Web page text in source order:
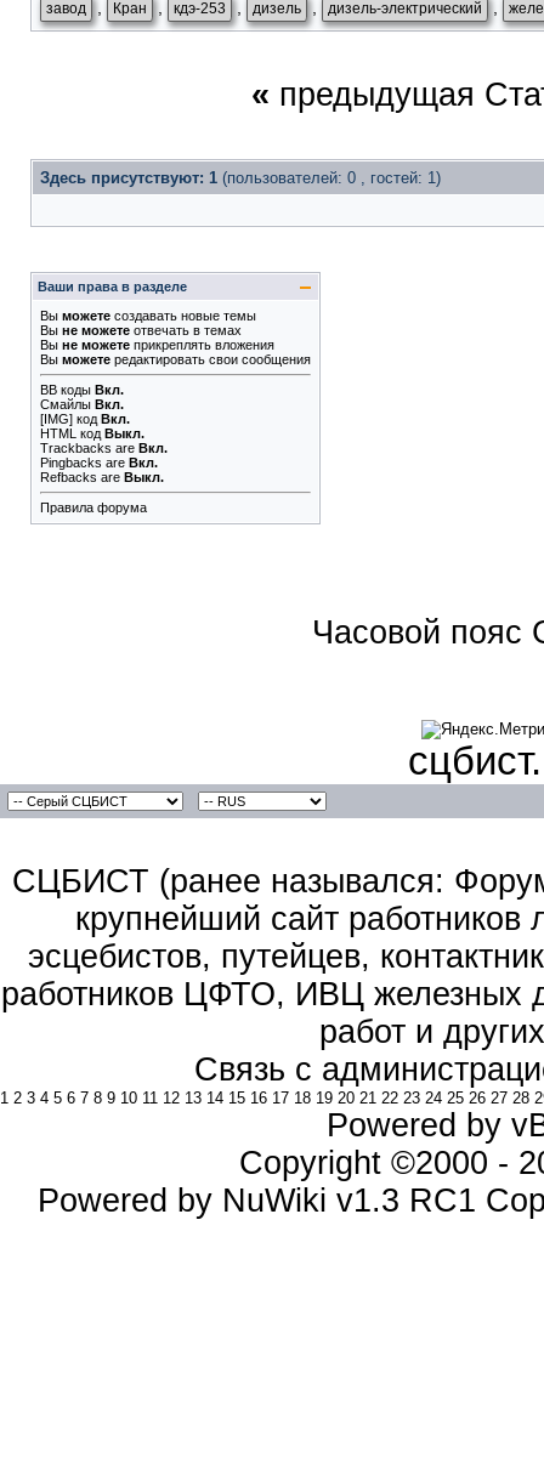
завод Кран кдэ-253 дизель дизель-электрический
« предыдущая
Здесь присутствуют: 1 (пользователей: 0 , гостей: 1)
Ваши права в разделе
Вы можете создавать новые темы
Вы не можете отвечать в темах
Вы не можете прикреплять вложения
Вы можете редактировать свои сообщения
BB коды Вкл.
Смайлы Вкл.
[IMG] код Вкл.
HTML код Выкл.
Trackbacks are Вкл.
Pingbacks are Вкл.
Refbacks are Выкл.
Правила форума
Часовой пояс
СЦБИСТ (ранее назывался:
крупнейший сайт работников
эсцебистов, путейцев,
работников ЦФТО, ИВЦ железных
работ и
Связь с
1 2 3 4 5 6 7 8 9 10 11 12 13 14 15 16 17 18 19 20 21 22 23 24 25 26 27 28
Powered by
Copyright ©2000 -
Powered by NuWiki v1.3 RC1